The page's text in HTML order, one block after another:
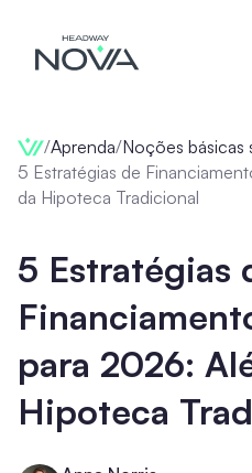
/Aprenda/Noções básicas
5 Estratégias de
da Hipoteca Tradicional
5 Estratégias
para 2026:
Hipoteca